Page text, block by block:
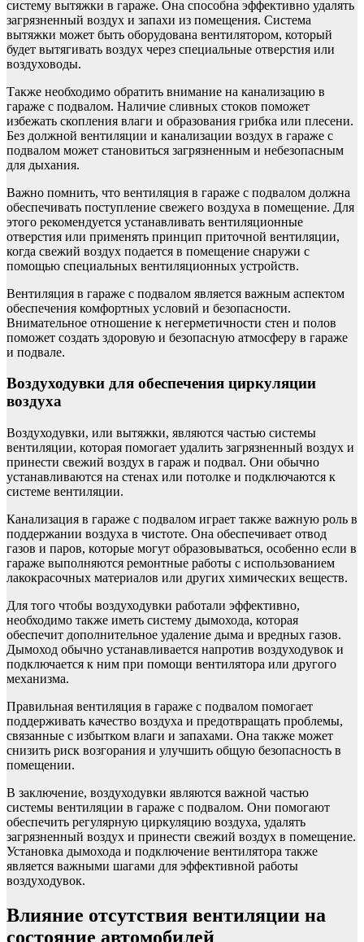
систему вытяжки в гараже. Она способна эффективно удалять
загрязненный воздух и запахи из помещения. Система
вытяжки может быть оборудована вентилятором, который
будет вытягивать воздух через специальные отверстия или
воздуховоды.
Также необходимо обратить внимание на канализацию в
гараже с подвалом. Наличие сливных стоков поможет
избежать скопления влаги и образования грибка или плесени.
Без должной вентиляции и канализации воздух в гараже с
подвалом может становиться загрязненным и небезопасным
для дыхания.
Важно помнить, что вентиляция в гараже с подвалом должна
обеспечивать поступление свежего воздуха в помещение. Для
этого рекомендуется устанавливать вентиляционные
отверстия или применять принцип приточной вентиляции,
когда свежий воздух подается в помещение снаружи с
помощью специальных вентиляционных устройств.
Вентиляция в гараже с подвалом является важным аспектом
обеспечения комфортных условий и безопасности.
Внимательное отношение к негерметичности стен и полов
поможет создать здоровую и безопасную атмосферу в гараже
и подвале.
Воздуходувки для обеспечения циркуляции
воздуха
Воздуходувки, или вытяжки, являются частью системы
вентиляции, которая помогает удалить загрязненный воздух и
принести свежий воздух в гараж и подвал. Они обычно
устанавливаются на стенах или потолке и подключаются к
системе вентиляции.
Канализация в гараже с подвалом играет также важную роль в
поддержании воздуха в чистоте. Она обеспечивает отвод
газов и паров, которые могут образовываться, особенно если в
гараже выполняются ремонтные работы с использованием
лакокрасочных материалов или других химических веществ.
Для того чтобы воздуходувки работали эффективно,
необходимо также иметь систему дымохода, которая
обеспечит дополнительное удаление дыма и вредных газов.
Дымоход обычно устанавливается напротив воздуходувок и
подключается к ним при помощи вентилятора или другого
механизма.
Правильная вентиляция в гараже с подвалом помогает
поддерживать качество воздуха и предотвращать проблемы,
связанные с избытком влаги и запахами. Она также может
снизить риск возгорания и улучшить общую безопасность в
помещении.
В заключение, воздуходувки являются важной частью
системы вентиляции в гараже с подвалом. Они помогают
обеспечить регулярную циркуляцию воздуха, удалять
загрязненный воздух и принести свежий воздух в помещение.
Установка дымохода и подключение вентилятора также
является важными шагами для эффективной работы
воздуходувок.
Влияние отсутствия вентиляции на
состояние автомобилей